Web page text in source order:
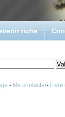
riche
- Me contacter- Livre